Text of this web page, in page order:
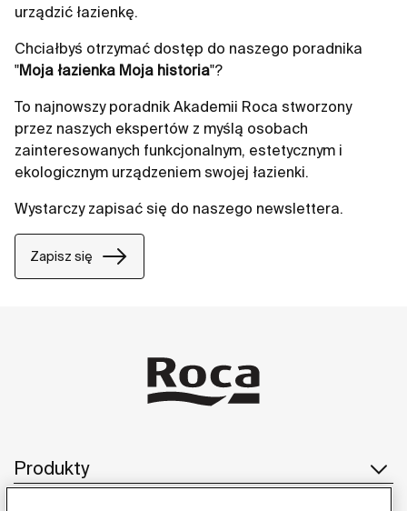
urządzić łazienkę.
Chciałbyś otrzymać dostęp do naszego poradnika
"Moja łazienka Moja historia"?
To najnowszy poradnik Akademii Roca stworzony
przez naszych ekspertów z myślą osobach
zainteresowanych funkcjonalnym, estetycznym i
ekologicznym urządzeniem swojej łazienki.
Wystarczy zapisać się do naszego newslettera.
Zapisz się
Produkty